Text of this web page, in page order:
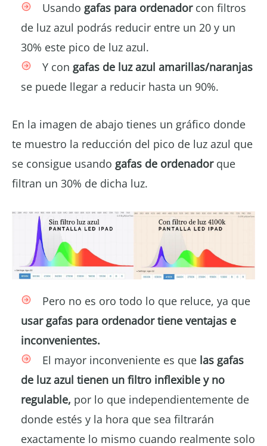
Usando gafas para ordenadorcon filtros
de luz azul podrás reducir entre un 20 y un
30% este pico de luz azul.
Y con gafas de luz azul amarillas/naranjas
se puede llegar a reducir hasta un 90%.
En la imagen de abajo tienes un gráfico donde
te muestro la reducción del pico de luz azul que
se consigue usando gafas de ordenadorque
filtran un 30% de dicha luz.
Pero no es oro todo lo que reluce, ya que
usar gafas para ordenador tiene ventajas e
inconvenientes.
El mayor inconveniente es que las gafas
de luz azul tienen un filtro inflexible y no
regulable, por lo que independientemente de
donde estés y la hora que sea filtrarán
exactamente lo mismo cuando realmente solo